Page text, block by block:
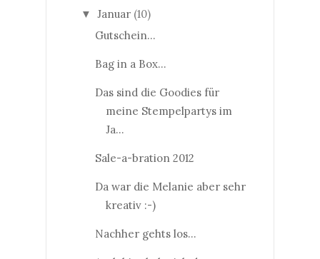
▼ Januar (10)
Gutschein...
Bag in a Box...
Das sind die Goodies für
meine Stempelpartys im
Ja...
Sale-a-bration 2012
Da war die Melanie aber sehr
kreativ :-)
Nachher gehts los...